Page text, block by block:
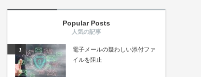
Popular Posts
電子メールの疑わしい添付ファ
イルを阻止